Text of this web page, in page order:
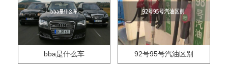
bba是什么车 92号95号汽油区别